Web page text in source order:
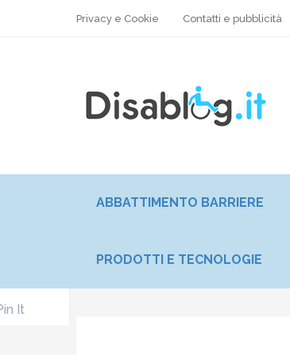
Privacy e Cookie Contatti e pubblicità
ABBATTIMENTO BARRIERE
PRODOTTI E TECNOLOGIE
It